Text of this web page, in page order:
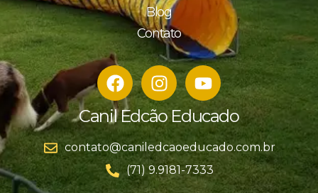
Blog
Contato
Canil Edcão Educado
contato@caniledcaoeducado.com.br
(71) 9.9181-7333